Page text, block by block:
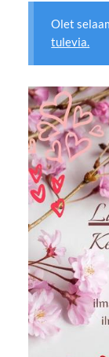
Olet
tulevia.